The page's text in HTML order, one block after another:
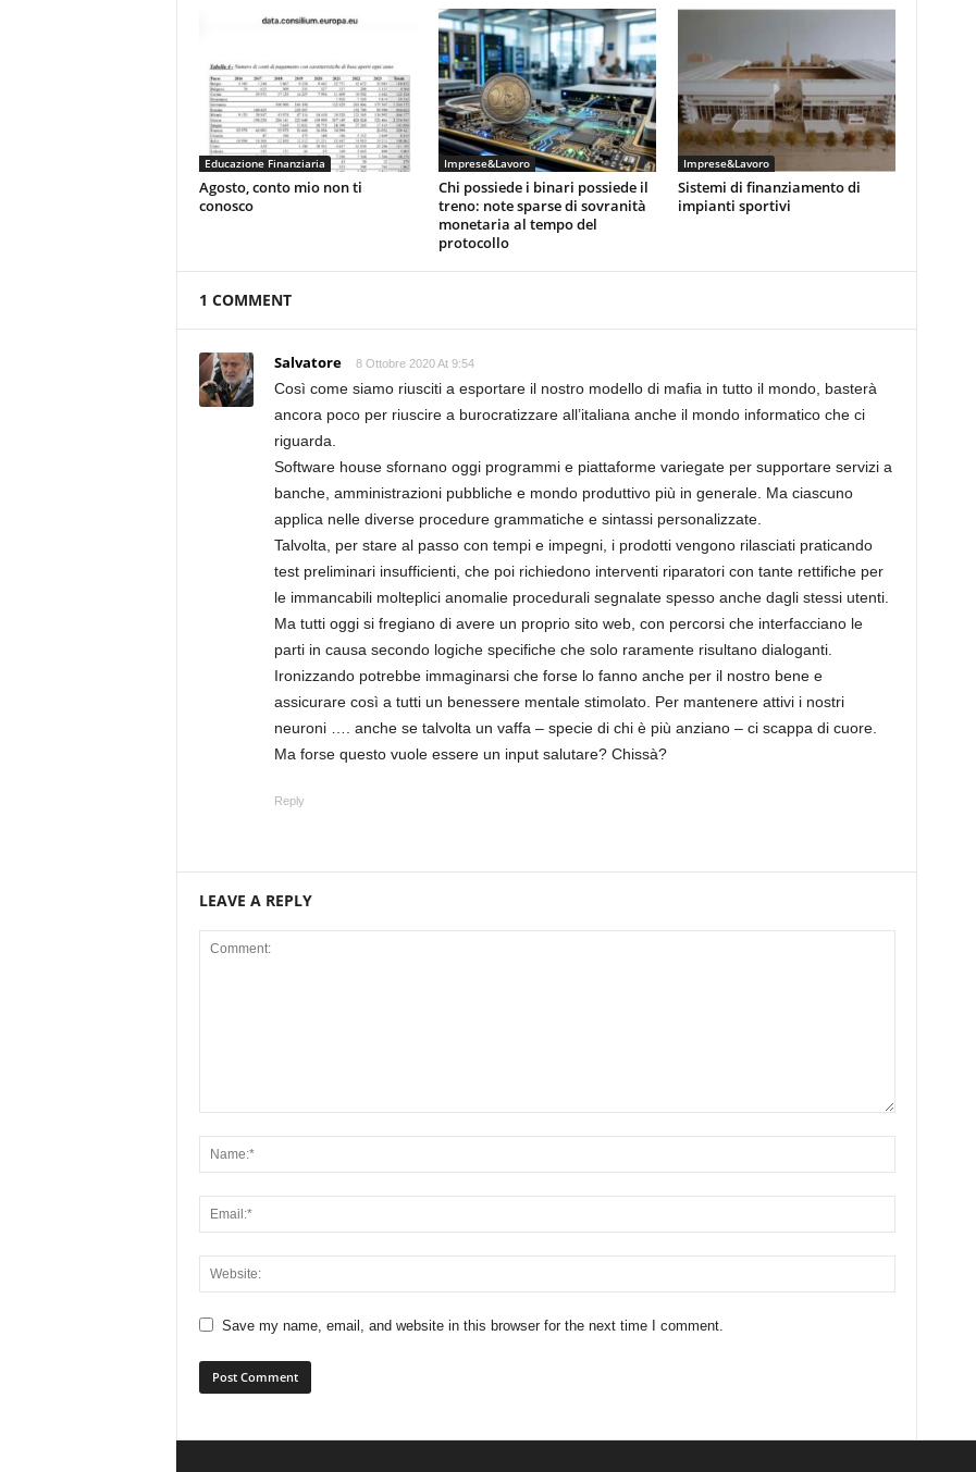
Educazione Finanziaria
Agosto, conto mio non ti
conosco
Imprese&Lavoro
Chi possiede i binari possiede il
treno: note sparse di sovranità
monetaria al tempo del
protocollo
Imprese&Lavoro
Sistemi di finanziamento di
impianti sportivi
1 COMMENT
Salvatore 8 Ottobre 2020 At 9:54
Così come siamo riusciti a esportare il nostro modello di mafia in tutto il mondo, basterà
ancora poco per riuscire a burocratizzare all’italiana anche il mondo informatico che ci
riguarda.
Software house sfornano oggi programmi e piattaforme variegate per supportare servizi a
banche, amministrazioni pubbliche e mondo produttivo più in generale. Ma ciascuno
applica nelle diverse procedure grammatiche e sintassi personalizzate.
Talvolta, per stare al passo con tempi e impegni, i prodotti vengono rilasciati praticando
test preliminari insufficienti, che poi richiedono interventi riparatori con tante rettifiche per
le immancabili molteplici anomalie procedurali segnalate spesso anche dagli stessi utenti.
Ma tutti oggi si fregiano di avere un proprio sito web, con percorsi che interfacciano le
parti in causa secondo logiche specifiche che solo raramente risultano dialoganti.
Ironizzando potrebbe immaginarsi che forse lo fanno anche per il nostro bene e
assicurare così a tutti un benessere mentale stimolato. Per mantenere attivi i nostri
neuroni …. anche se talvolta un vaffa – specie di chi è più anziano – ci scappa di cuore.
Ma forse questo vuole essere un input salutare? Chissà?
Reply
LEAVE A REPLY
Save my name, email, and website in this browser for the next time I comment.